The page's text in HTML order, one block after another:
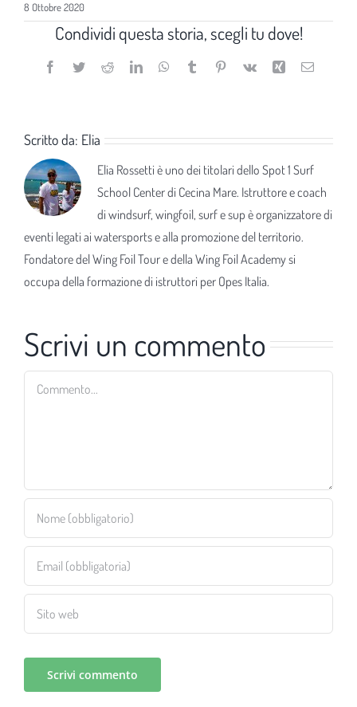
8 Ottobre 2020
Condividi questa storia, scegli tu dove!
Facebook
TwitterRedditLinkedInWhatsApp
TumblrPinterest
Vk Xing Email
Scritto da: Elia
Elia Rossetti è uno dei titolari dello Spot 1 Surf
School Center di Cecina Mare. Istruttore e coach
di windsurf, wingfoil, surf e sup è organizzatore di
eventi legati ai watersports e alla promozione del territorio.
Fondatore del Wing Foil Tour e della Wing Foil Academy si
occupa della formazione di istruttori per Opes Italia.
Scrivi un commento
Commento